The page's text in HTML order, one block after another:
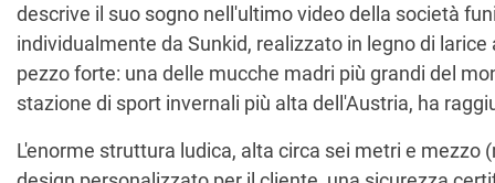
descrive il suo sogno nell'ultimo video della società
individualmente da Sunkid, realizzato in legno di
pezzo forte: una delle mucche madri più grandi del
stazione di sport invernali più alta dell'Austria, ha
L'enorme struttura ludica, alta circa sei metri e